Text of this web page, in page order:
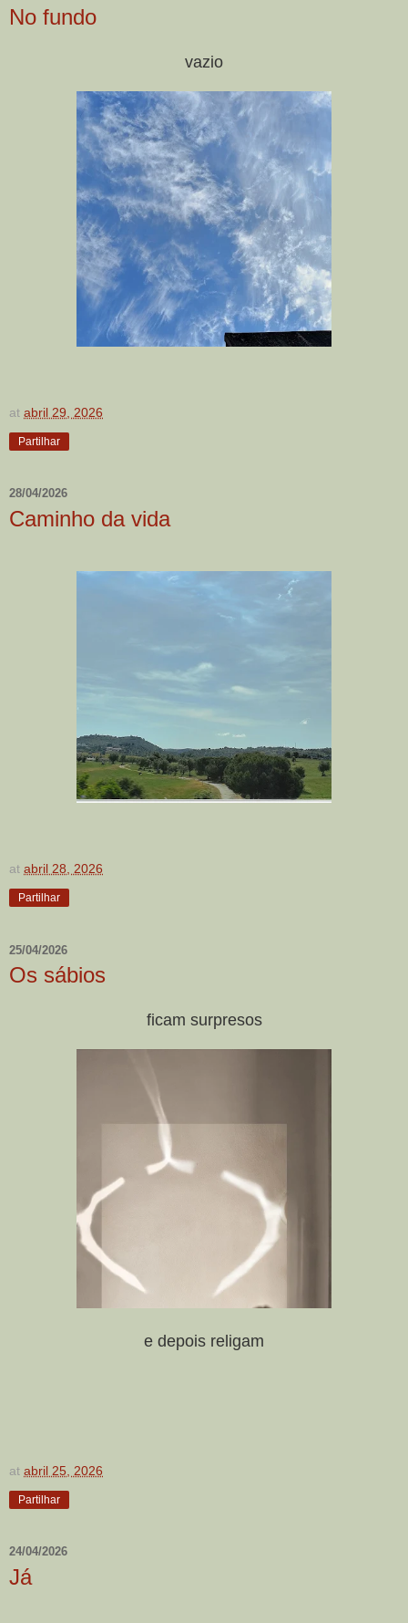
No fundo
vazio
at abril 29, 2026
Partilhar
28/04/2026
Caminho da vida
at abril 28, 2026
Partilhar
25/04/2026
Os sábios
ficam surpresos
e depois religam
at abril 25, 2026
Partilhar
24/04/2026
Já